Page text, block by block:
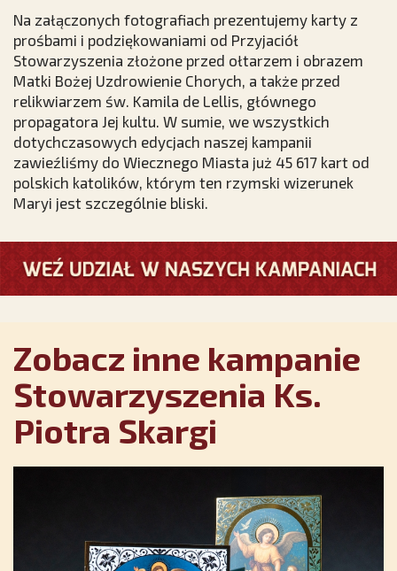
Na załączonych fotografiach prezentujemy karty z
prośbami i podziękowaniami od Przyjaciół
Stowarzyszenia złożone przed ołtarzem i obrazem
Matki Bożej Uzdrowienie Chorych, a także przed
relikwiarzem św. Kamila de Lellis, głównego
propagatora Jej kultu. W sumie, we wszystkich
dotychczasowych edycjach naszej kampanii
zawieźliśmy do Wiecznego Miasta już 45 617 kart od
polskich katolików, którym ten rzymski wizerunek
Maryi jest szczególnie bliski.
Zobacz inne kampanie
Stowarzyszenia Ks.
Piotra Skargi